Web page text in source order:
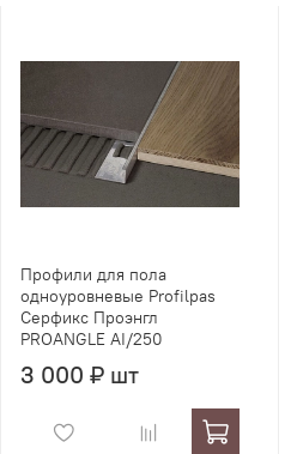
Профили для пола
одноуровневые Profilpas
Серфикс Проэнгл
PROANGLE AI/250
3 000 ₽ шт